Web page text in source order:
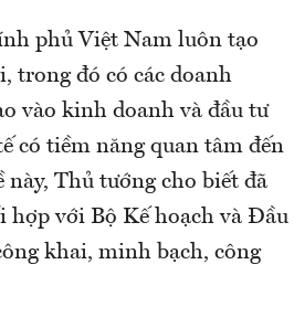
phủ Việt Nam luôn tạo
trong đó có các doanh
vào kinh doanh và đầu tư
có tiềm năng quan tâm đến
này, Thủ tướng cho biết đã
hợp với Bộ Kế hoạch và Đầu
khai, minh bạch, công